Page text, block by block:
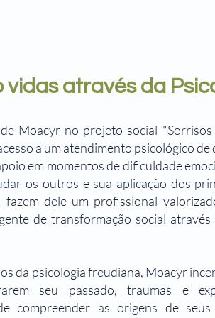
vidas através da
Moacyr no projeto social "Sorrisos
a um atendimento psicológico de
em momentos de dificuldade
os outros e sua aplicação dos
fazem dele um profissional
de transformação social através
da psicologia freudiana, Moacyr
seu passado, traumas e
compreender as origens de